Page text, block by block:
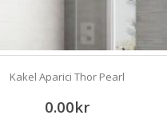
Kakel Aparici Thor Pearl
0.00kr